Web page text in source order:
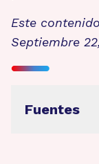
Este
Septiembre
Fuentes